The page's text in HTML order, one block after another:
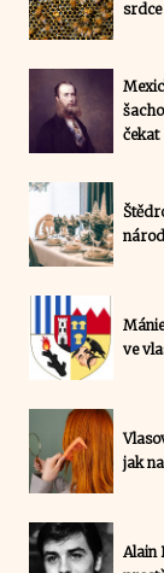
srdce
čekat
ve
jak
Alain